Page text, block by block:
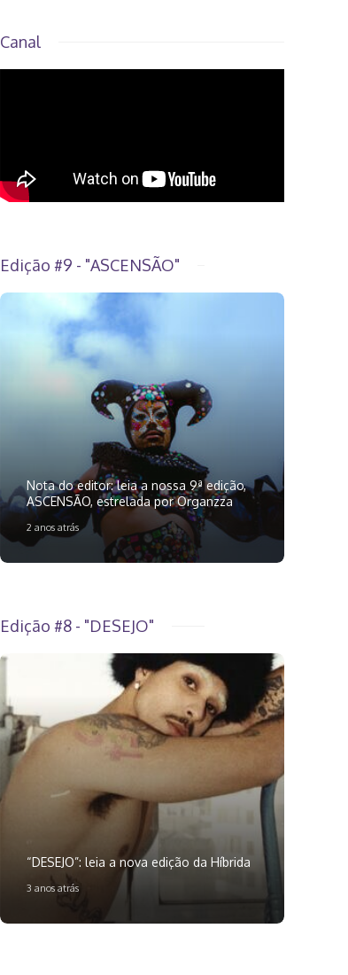
Canal
Edição #9 - "ASCENSÃO"
Nota do editor: leia a nossa 9ª edição,
ASCENSÃO, estrelada por Organzza
2 anos atrás
Edição #8 - "DESEJO"
“DESEJO”: leia a nova edição da Híbrida
3 anos atrás